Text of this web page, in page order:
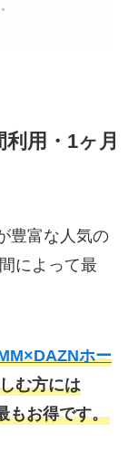
用・1ヶ月
豊富な人気の
によって最
ホー
む方には
もお得です。